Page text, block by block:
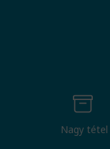
Nagy tétel